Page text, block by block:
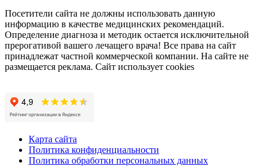
Посетители сайта не должны использовать данную
информацию в качестве медицинских рекомендаций.
Определение диагноза и методик остается исключительной
прерогативой вашего лечащего врача! Все права на сайт
принадлежат частной коммерческой компании. На сайте не
размещается реклама. Сайт использует cookies
Карта сайта
Политика конфиденциальности
Политика обработки персональных данных